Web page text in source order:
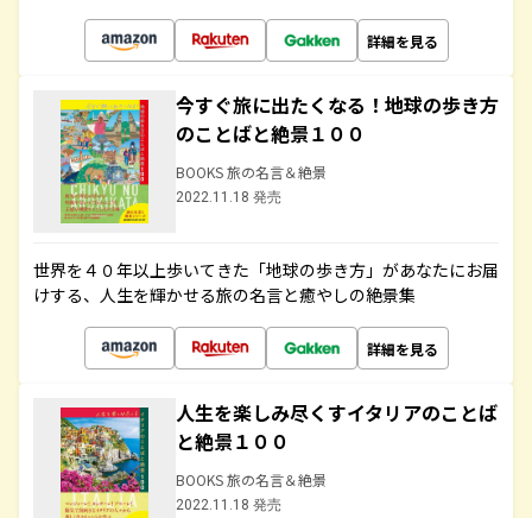
詳細を見る
今すぐ旅に出たくなる！地球の歩き方
のことばと絶景１００
BOOKS 旅の名言＆絶景
2022.11.18 発売
世界を４０年以上歩いてきた「地球の歩き方」があなたにお届
けする、人生を輝かせる旅の名言と癒やしの絶景集
詳細を見る
人生を楽しみ尽くすイタリアのことば
と絶景１００
BOOKS 旅の名言＆絶景
2022.11.18 発売